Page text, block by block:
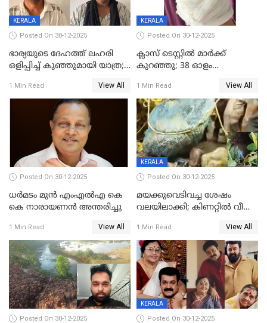
KERALA
Posted On 30-12-2025
ഭാര്യയുടെ ദേഹത്ത് ലഹരി
ഒളിപ്പിച്ച് കുഞ്ഞുമായി യാത്ര;
പിടികൂടി പൊലീസ്
1 Min Read View All
KERALA
Posted On 30-12-2025
ക്ലാസ് ടെസ്റ്റിൽ മാർക്ക്
കുറഞ്ഞു; 38 ഓളം
സെന്ററിലെ അധ്യാപകന്‍
മർദിച്ചതായി പരാതി
1 Min Read View All
Posted On 30-12-2025
ധർമടം മുൻ എംഎല്‍എ കെ
കെ നാരായണന്‍ അന്തരിച്ചു
1 Min Read View All
KERALA
Posted On 30-12-2025
മയക്കുവെടിവച്ച ശേഷം
വലയിലാക്കി; കിണറ്റിൽ വീണ
1 Min Read View All
Posted On 30-12-2025
KERALA
Posted On 30-12-2025